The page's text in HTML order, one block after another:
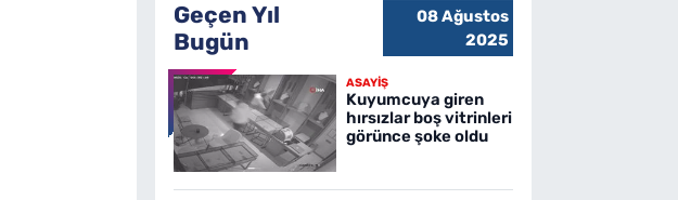
Geçen Yıl
Bugün
08 Ağustos
2025
ASAYİŞ
Kuyumcuya giren
hırsızlar boş vitrinleri
görünce şoke oldu